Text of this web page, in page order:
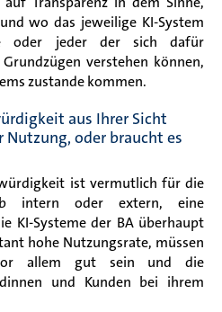
wo das jeweilige KI-System
oder jeder der sich dafür
verstehen können,
zustande kommen.
aus Ihrer Sicht
oder braucht es
ist vermutlich für die
intern oder extern, eine
KI-Systeme der BA überhaupt
hohe Nutzungsrate, müssen
allem gut sein und die
und Kunden bei ihrem